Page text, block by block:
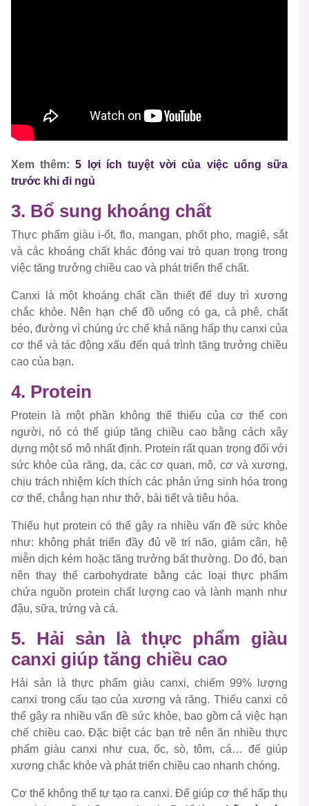
Xem thêm:5 lợi ích tuyệt vời của việc uống sữa
trước khi đi ngủ
3. Bổ sung khoáng chất
Thực phẩm giàu i-ốt, flo, mangan, phốt pho, magiê, sắt
và các khoáng chất khác đóng vai trò quan trọng trong
việc tăng trưởng chiều cao và phát triển thể chất.
Canxi là một khoáng chất cần thiết để duy trì xương
chắc khỏe. Nên hạn chế đồ uống có ga, cà phê, chất
béo, đường vì chúng ức chế khả năng hấp thụ canxi của
cơ thể và tác động xấu đến quá trình tăng trưởng chiều
cao của bạn.
4. Protein
Protein là một phần không thể thiếu của cơ thể con
người, nó có thể giúp tăng chiều cao bằng cách xây
dựng một số mô nhất định. Protein rất quan trọng đối với
sức khỏe của răng, da, các cơ quan, mô, cơ và xương,
chịu trách nhiệm kích thích các phản ứng sinh hóa trong
cơ thể, chẳng hạn như thở, bài tiết và tiêu hóa.
Thiếu hụt protein có thể gây ra nhiều vấn đề sức khỏe
như: không phát triển đầy đủ về trí não, giảm cân, hệ
miễn dịch kém hoặc tăng trưởng bất thường. Do đó, bạn
nên thay thế carbohydrate bằng các loại thực phẩm
chứa nguồn protein chất lượng cao và lành mạnh như
đậu, sữa, trứng và cá.
5. Hải sản là thực phẩm giàu
canxi giúp tăng chiều cao
Hải sản là thực phẩm giàu canxi, chiếm 99% lượng
canxi trong cấu tạo của xương và răng. Thiếu canxi có
thể gây ra nhiều vấn đề sức khỏe, bao gồm cả việc hạn
chế chiều cao. Đặc biệt các bạn trẻ nên ăn nhiều thực
phẩm giàu canxi như cua, ốc, sò, tôm, cá… để giúp
xương chắc khỏe và phát triển chiều cao nhanh chóng.
Cơ thể không thể tự tạo ra canxi. Để giúp cơ thể hấp thụ